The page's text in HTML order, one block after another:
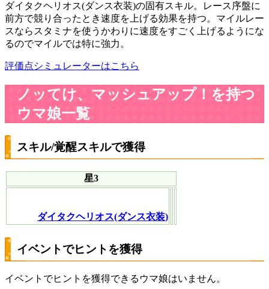
ダイタクヘリオス(ダンス衣装)の固有スキル。レース序盤に
前方で競り合ったとき速度を上げる効果を持つ。マイルレー
スならスタミナを使うかわりに速度をすごく上げるようにな
るのでマイルでは特に強力。
評価点シミュレーターはこちら
ノッてけ、マッシュアップ！を持つ
ウマ娘一覧
スキル/覚醒スキルで獲得
星3
ダイタクヘリオス(ダンス衣装)
イベントでヒントを獲得
イベントでヒントを獲得できるウマ娘はいません。